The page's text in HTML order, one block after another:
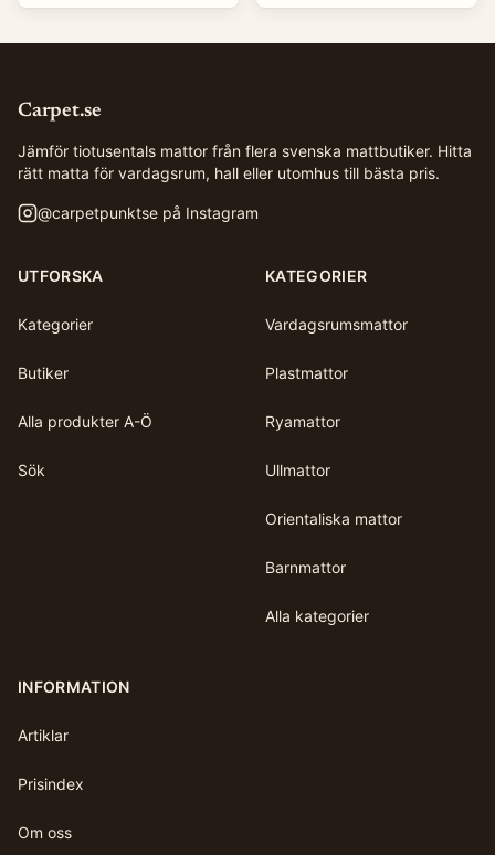
Carpet.se
Jämför tiotusentals mattor från flera svenska mattbutiker. Hitta
rätt matta för vardagsrum, hall eller utomhus till bästa pris.
@carpetpunktse på Instagram
UTFORSKA
Kategorier
Butiker
Alla produkter A-Ö
Sök
KATEGORIER
Vardagsrumsmattor
Plastmattor
Ryamattor
Ullmattor
Orientaliska mattor
Barnmattor
Alla kategorier
INFORMATION
Artiklar
Prisindex
Om oss